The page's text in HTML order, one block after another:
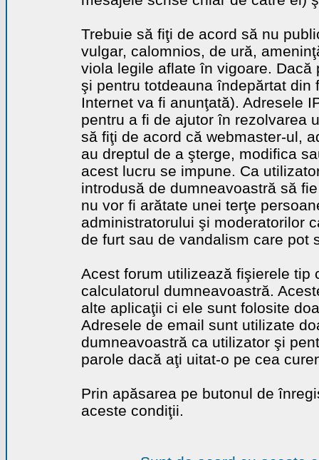
Trebuie să fiţi de acord să nu
vulgar, calomnios, de ură,
viola legile aflate în vigoare.
şi pentru totdeauna îndepărtat
Internet va fi anunţată). Adresele
pentru a fi de ajutor în rezolvarea
să fiţi de acord că webmaster-ul,
au dreptul de a şterge, modifica
acest lucru se impune. Ca
introdusă de dumneavoastră să
nu vor fi arătate unei terţe
administratorului şi moderatorilor
de furt sau de vandalism care pot
Acest forum utilizează fişierele tip
calculatorul dumneavoastră.
alte aplicaţii ci ele sunt folosite
Adresele de email sunt utilizate
dumneavoastră ca utilizator şi
parole dacă aţi uitat-o pe cea
Prin apăsarea pe butonul de
aceste condiţii.